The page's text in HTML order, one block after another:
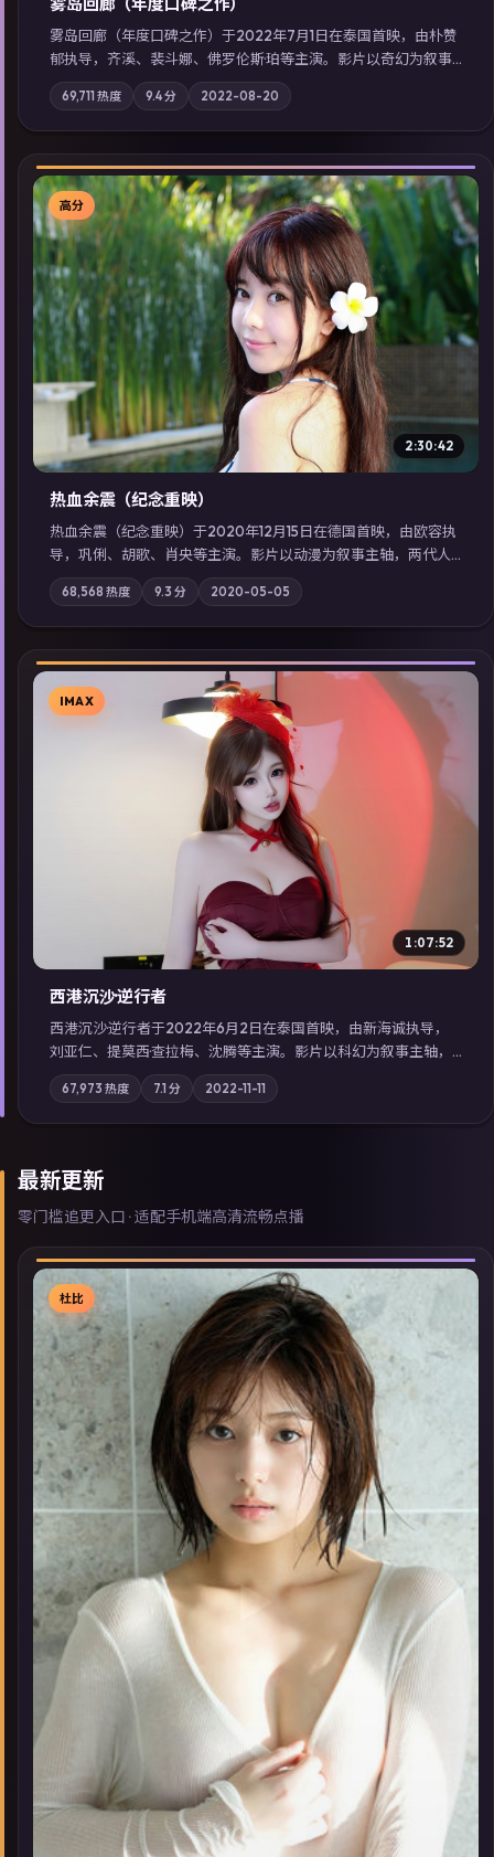
雾岛回廊（年度口碑之作）于2022年7月1日在泰国首映，由朴赞
郁执导，齐溪、裴斗娜、佛罗伦斯·珀等主演。影片以奇幻为叙事
主轴，边境小镇的平静被一封匿名信彻底打破；摄影与配乐强化
地域气质；站内亦可通过「国产免费观看高清电视剧在线看」延
展检索同类型高分佳作，畅享高清在线追剧体验。
69,711 热度 9.4分 2022-08-20
▶
高分
2:30:42
热血余震（纪念重映）
热血余震（纪念重映）于2020年12月15日在德国首映，由欧容执
导，巩俐、胡歌、肖央等主演。影片以动漫为叙事主轴，两代人
的执念在暴风雨夜正面相撞；摄影与配乐强化地域气质；站内亦
可通过「国产免费观看高清电视剧在线看」延展检索同类型高分
佳作，畅享高清在线追剧体验。
68,568 热度 9.3 分 2020-05-05
▶
IMAX
1:07:52
西港沉沙·逆行者
西港沉沙·逆行者于2022年6月2日在泰国首映，由新海诚执导，
刘亚仁、提莫西·查拉梅、沈腾等主演。影片以科幻为叙事主轴，
失踪人口档案牵出跨国灰色产业链；摄影与配乐强化地域气质；
站内亦可通过「国产免费观看高清电视剧在线看」延展检索同类
型高分佳作，畅享高清在线追剧体验。
67,973 热度 7.1分 2022-11-11
最新更新
零门槛追更入口 · 适配手机端高清流畅点播
▶
杜比